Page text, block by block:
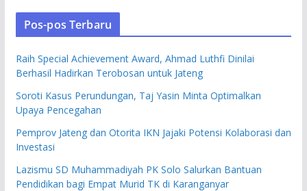
Pos-pos Terbaru
Raih Special Achievement Award, Ahmad Luthfi Dinilai
Berhasil Hadirkan Terobosan untuk Jateng
Soroti Kasus Perundungan, Taj Yasin Minta Optimalkan
Upaya Pencegahan
Pemprov Jateng dan Otorita IKN Jajaki Potensi Kolaborasi dan
Investasi
Lazismu SD Muhammadiyah PK Solo Salurkan Bantuan
Pendidikan bagi Empat Murid TK di Karanganyar